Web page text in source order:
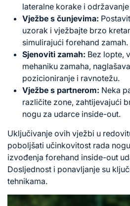
lateralne korake i
Vježbe s čunjevima:
uzorak i vježbajte brzo
simulirajući forehand zamah.
Sjenoviti zamah: Bez lopte,
mehaniku zamaha,
pozicioniranje i ravnotežu.
Vježbe s partnerom: Neka
različite zone, zahtijevajući
nogu za udarce inside-out.
Uključivanje ovih vježbi u
poboljšati učinkovitost rada
izvođenja forehand inside-out
Dosljednost i ponavljanje su
tehnikama.